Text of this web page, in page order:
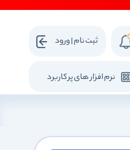
نرم افزار های پرکاربرد
ثبت نام | ورود